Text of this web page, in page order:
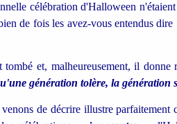
célébration d'Halloween
de fois les avez-vous entendus
et, malheureusement, il donne
génération tolère, la génération
de décrire illustre parfaitement